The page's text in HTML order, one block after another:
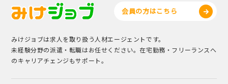
会員の方はこちら
みけジョブは求人を取り扱う人材エージェントです。
未経験分野の派遣・転職はお任せください。在宅勤務・フリーランスへ
のキャリアチェンジもサポート。